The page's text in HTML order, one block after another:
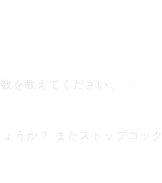
を教えてください。
うか？ またストップコック